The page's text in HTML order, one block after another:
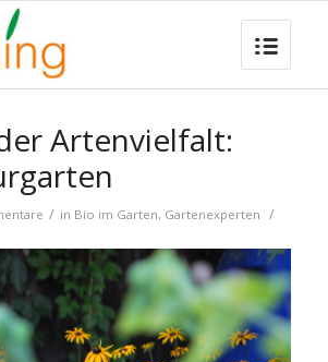
Artenvielfalt:
/ in Bio im Garten, Gartenexperten /